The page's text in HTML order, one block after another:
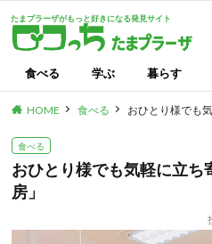
たまプラーザがもっと好きになる発見サイト
食べる 学ぶ 暮らす
HOME 食べる おひとり様でも
食べる
おひとり様でも気軽に立ち
房」